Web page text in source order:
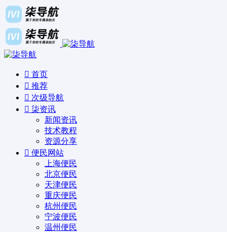
首页
推荐
次级导航
柒资讯
新闻资讯
技术教程
资源分享
便民网站
上海便民
北京便民
天津便民
重庆便民
杭州便民
宁波便民
温州便民